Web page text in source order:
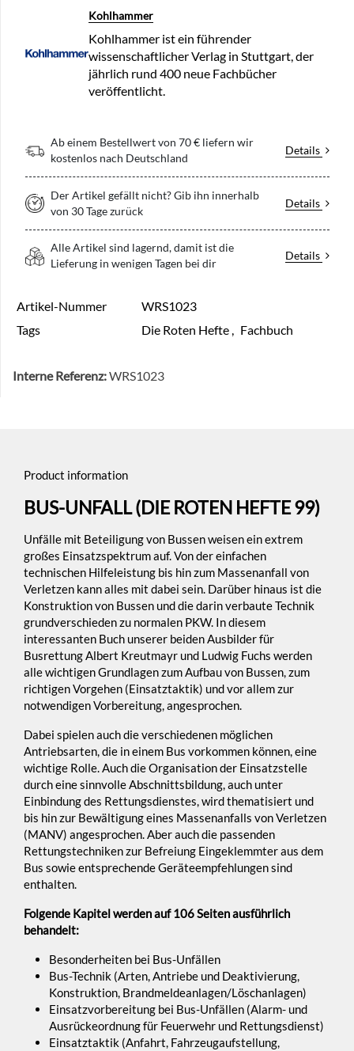
Kohlhammer
Kohlhammer ist ein führender
wissenschaftlicher Verlag in Stuttgart, der
jährlich rund 400 neue Fachbücher
veröffentlicht.
Ab einem Bestellwert von 70 € liefern wir
kostenlos nach Deutschland
Details
Der Artikel gefällt nicht? Gib ihn innerhalb
von 30 Tage zurück
Details
Alle Artikel sind lagernd, damit ist die
Lieferung in wenigen Tagen bei dir
Details
Artikel-Nummer
WRS1023
Tags
Die Roten Hefte, Fachbuch
Interne Referenz:WRS1023
Product information
BUS-UNFALL (DIE ROTEN HEFTE 99)
Unfälle mit Beteiligung von Bussen weisen ein extrem
großes Einsatzspektrum auf. Von der einfachen
technischen Hilfeleistung bis hin zum Massenanfall von
Verletzen kann alles mit dabei sein. Darüber hinaus ist die
Konstruktion von Bussen und die darin verbaute Technik
grundverschieden zu normalen PKW. In diesem
interessanten Buch unserer beiden Ausbilder für
Busrettung Albert Kreutmayr und Ludwig Fuchs werden
alle wichtigen Grundlagen zum Aufbau von Bussen, zum
richtigen Vorgehen (Einsatztaktik) und vor allem zur
notwendigen Vorbereitung, angesprochen.
Dabei spielen auch die verschiedenen möglichen
Antriebsarten, die in einem Bus vorkommen können, eine
wichtige Rolle. Auch die Organisation der Einsatzstelle
durch eine sinnvolle Abschnittsbildung, auch unter
Einbindung des Rettungsdienstes, wird thematisiert und
bis hin zur Bewältigung eines Massenanfalls von Verletzen
(MANV) angesprochen. Aber auch die passenden
Rettungstechniken zur Befreiung Eingeklemmter aus dem
Bus sowie entsprechende Geräteempfehlungen sind
enthalten.
Folgende Kapitel werden auf 106 Seiten ausführlich
behandelt:
Besonderheiten bei Bus-Unfällen
Bus-Technik (Arten, Antriebe und Deaktivierung,
Konstruktion, Brandmeldeanlagen/Löschanlagen)
Einsatzvorbereitung bei Bus-Unfällen (Alarm- und
Ausrückeordnung für Feuerwehr und Rettungsdienst)
Einsatztaktik (Anfahrt, Fahrzeugaufstellung,